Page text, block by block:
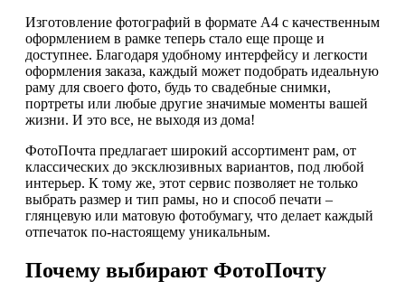
Изготовление фотографий в формате А4 с качественным
оформлением в рамке теперь стало еще проще и
доступнее. Благодаря удобному интерфейсу и легкости
оформления заказа, каждый может подобрать идеальную
раму для своего фото, будь то свадебные снимки,
портреты или любые другие значимые моменты вашей
жизни. И это все, не выходя из дома!
ФотоПочта предлагает широкий ассортимент рам, от
классических до эксклюзивных вариантов, под любой
интерьер. К тому же, этот сервис позволяет не только
выбрать размер и тип рамы, но и способ печати –
глянцевую или матовую фотобумагу, что делает каждый
отпечаток по-настоящему уникальным.
Почему выбирают ФотоПочту